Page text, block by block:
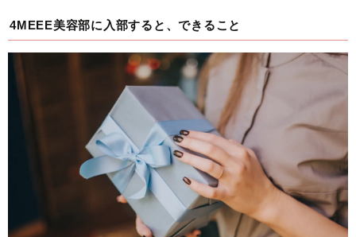
4MEEE美容部に入部すると、できること